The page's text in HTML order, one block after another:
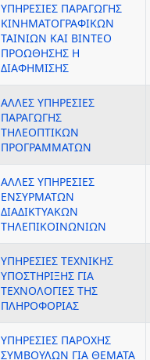
ΥΠΗΡΕΣΙΕΣ ΠΑΡΑΓΩΓΗΣ
ΚΙΝΗΜΑΤΟΓΡΑΦΙΚΩΝ
ΤΑΙΝΙΩΝ ΚΑΙ ΒΙΝΤΕΟ
ΠΡΟΩΘΗΣΗΣ Η
ΔΙΑΦΗΜΙΣΗΣ
ΑΛΛΕΣ ΥΠΗΡΕΣΙΕΣ
ΠΑΡΑΓΩΓΗΣ
ΤΗΛΕΟΠΤΙΚΩΝ
ΠΡΟΓΡΑΜΜΑΤΩΝ
ΑΛΛΕΣ ΥΠΗΡΕΣΙΕΣ
ΕΝΣΥΡΜΑΤΩΝ
ΔΙΑΔΙΚΤΥΑΚΩΝ
ΤΗΛΕΠΙΚΟΙΝΩΝΙΩΝ
ΥΠΗΡΕΣΙΕΣ ΤΕΧΝΙΚΗΣ
ΥΠΟΣΤΗΡΙΞΗΣ ΓΙΑ
ΤΕΧΝΟΛΟΓΙΕΣ ΤΗΣ
ΠΛΗΡΟΦΟΡΙΑΣ
ΥΠΗΡΕΣΙΕΣ ΠΑΡΟΧΗΣ
ΣΥΜΒΟΥΛΩΝ ΓΙΑ ΘΕΜΑΤΑ